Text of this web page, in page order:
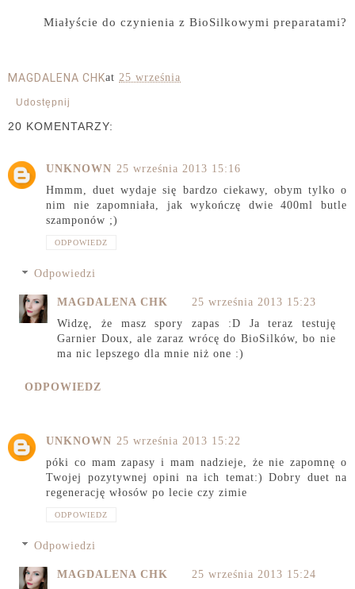
Miałyście do czynienia z BioSilkowymi preparatami?
MAGDALENA CHKat 25 września
Udostępnij
20 KOMENTARZY:
UNKNOWN 25 września 2013 15:16
Hmmm, duet wydaje się bardzo ciekawy, obym tylko o
nim nie zapomniała, jak wykończę dwie 400ml butle
szamponów ;)
ODPOWIEDZ
Odpowiedzi
MAGDALENA CHK
25 września 2013 15:23
Widzę, że masz spory zapas :D Ja teraz testuję
Garnier Doux, ale zaraz wrócę do BioSilków, bo nie
ma nic lepszego dla mnie niż one :)
ODPOWIEDZ
UNKNOWN 25 września 2013 15:22
póki co mam zapasy i mam nadzieje, że nie zapomnę o
Twojej pozytywnej opini na ich temat:) Dobry duet na
regenerację włosów po lecie czy zimie
ODPOWIEDZ
Odpowiedzi
MAGDALENA CHK 25 września 2013 15:24